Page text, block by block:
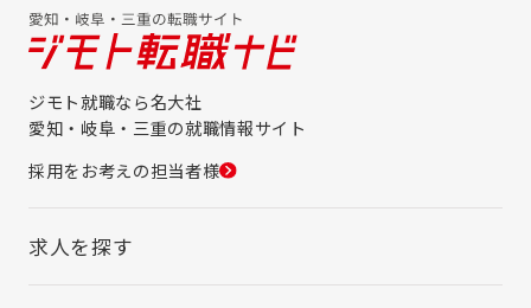
ジモト就職なら名大社
愛知・岐阜・三重の就職情報サイト
採用をお考えの担当者様
求人を探す